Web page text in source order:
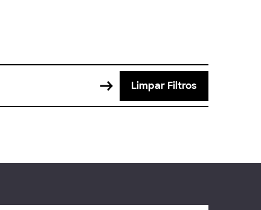
Limpar Filtros